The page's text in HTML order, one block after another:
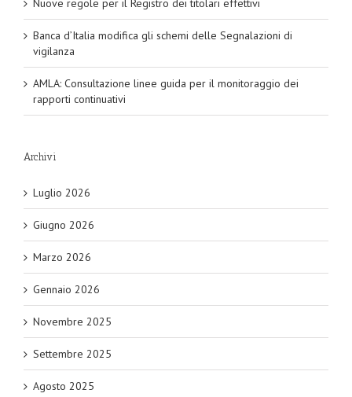
Nuove regole per il Registro dei titolari effettivi
Banca d’Italia modifica gli schemi delle Segnalazioni di
vigilanza
AMLA: Consultazione linee guida per il monitoraggio dei
rapporti continuativi
Archivi
Luglio 2026
Giugno 2026
Marzo 2026
Gennaio 2026
Novembre 2025
Settembre 2025
Agosto 2025